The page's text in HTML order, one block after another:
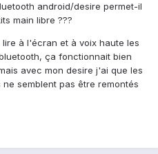
android/desire permet-il
main libre ???
à l'écran et à voix haute les
ça fonctionnait bien
avec mon desire j'ai que les
semblent pas être remontés